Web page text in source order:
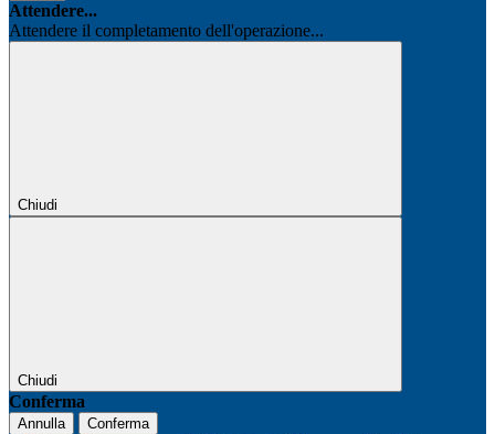
Attendere...
Attendere il completamento dell'operazione...
Chiudi
Chiudi
Conferma
Annulla Conferma